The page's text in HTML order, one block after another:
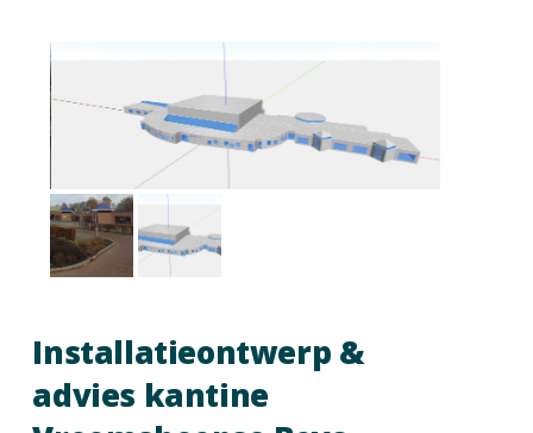
Installatieontwerp &
advies kantine